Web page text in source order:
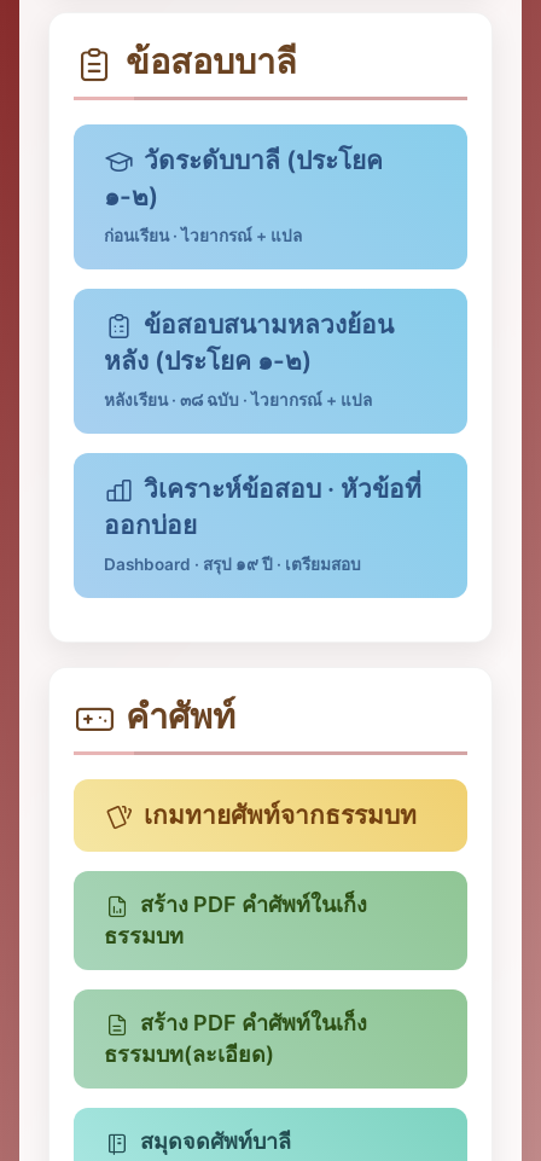
ข้อสอบบาลี
วัดระดับบาลี (ประโยค
๑-๒)
ก่อนเรียน · ไวยากรณ์ + แปล
ข้อสอบสนามหลวงย้อน
หลัง (ประโยค ๑-๒)
หลังเรียน · ๓๘ ฉบับ · ไวยากรณ์ + แปล
วิเคราะห์ข้อสอบ · หัวข้อที่
ออกบ่อย
Dashboard · สรุป ๑๙ ปี · เตรียมสอบ
คำศัพท์
เกมทายศัพท์จากธรรมบท
สร้าง PDF คำศัพท์ในเก็ง
ธรรมบท
สร้าง PDF คำศัพท์ในเก็ง
ธรรมบท(ละเอียด)
สมุดจดศัพท์บาลี